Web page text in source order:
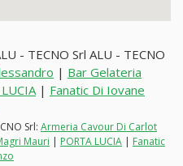
- TECNO Srl ALU - TECNO
| Bar Gelateria
| Fanatic Di Iovane
Srl: Armeria Cavour Di Carlot
Mauri | PORTA LUCIA | Fanatic